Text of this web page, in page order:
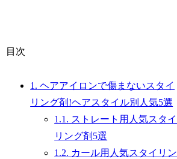
目次
1. ヘアアイロンで傷まないスタイ
リング剤!ヘアスタイル別人気5選
1.1. ストレート用人気スタイ
リング剤5選
1.2. カール用人気スタイリン